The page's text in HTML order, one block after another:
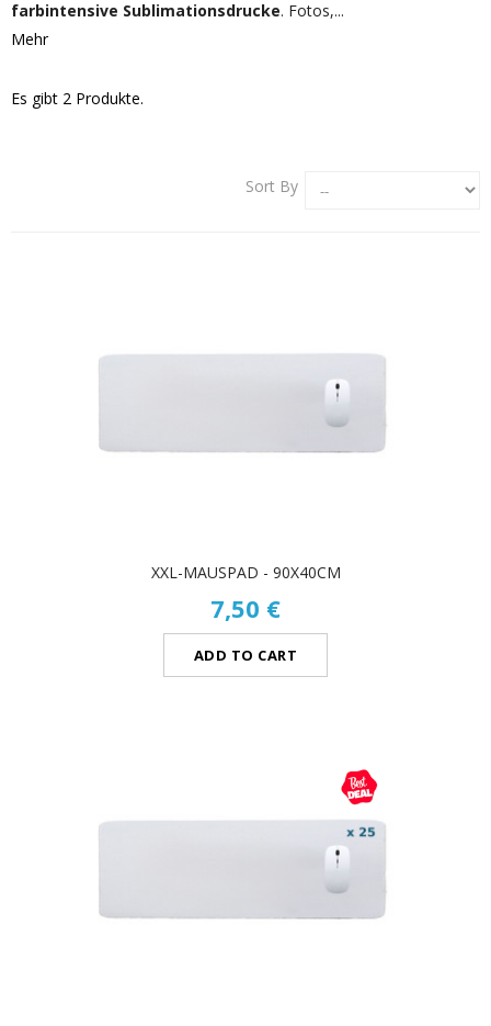
farbintensive Sublimationsdrucke. Fotos,...
Mehr
Es gibt 2 Produkte.
Sort By
XXL-MAUSPAD - 90X40CM
7,50 €
ADD TO CART